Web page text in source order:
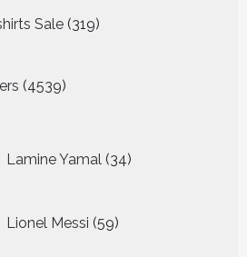
Sale 319
319
producten
4539
producten
Lamine Yamal 34
producten
Lionel Messi 59
producten